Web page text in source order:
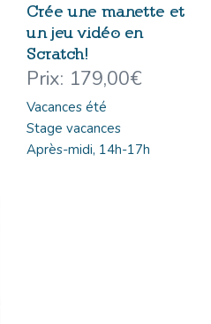
Crée une manette et
un jeu vidéo en
Scratch!
179,00€
Vacances été
Stage vacances
Après-midi, 14h-17h